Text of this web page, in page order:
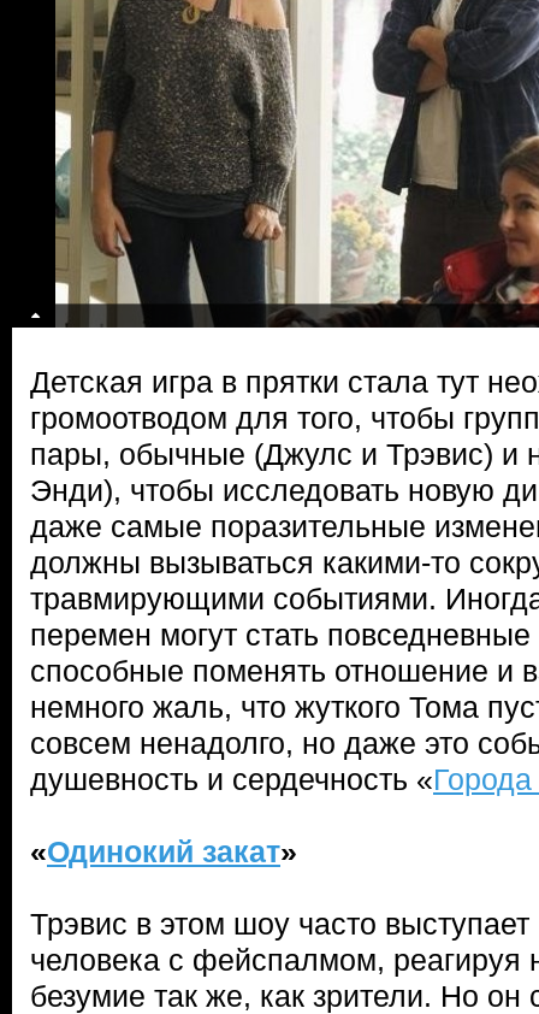
Детская игра в прятки стала тут
громоотводом для того, чтобы
пары, обычные (Джулс и Трэвис) и
Энди), чтобы исследовать новую
даже самые поразительные
должны вызываться какими-то
травмирующими событиями.
перемен могут стать
способные поменять отношение и
немного жаль, что жуткого Тома
совсем ненадолго, но даже это
душевность и сердечность «
«Одинокий закат»
Трэвис в этом шоу часто выступает
человека с фейспалмом, реагируя
безумие так же, как зрители. Но он